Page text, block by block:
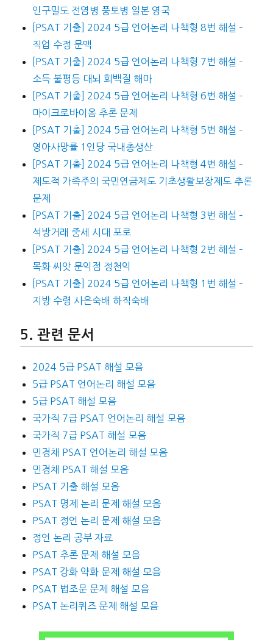
인구밀도 전염병 풍토병 일본 영국
[PSAT 기출] 2024 5급 언어논리 나책형 8번 해설 –
직업 수정 문맥
[PSAT 기출] 2024 5급 언어논리 나책형 7번 해설 –
소득 불평등 대뇌 회백질 해마
[PSAT 기출] 2024 5급 언어논리 나책형 6번 해설 –
마이크로바이옴 추론 문제
[PSAT 기출] 2024 5급 언어논리 나책형 5번 해설 –
영아사망률 1인당 국내총생산
[PSAT 기출] 2024 5급 언어논리 나책형 4번 해설 –
제도적 가족주의 국민연금제도 기초생활보장제도 추론
문제
[PSAT 기출] 2024 5급 언어논리 나책형 3번 해설 –
석방거래 중세 시대 포로
[PSAT 기출] 2024 5급 언어논리 나책형 2번 해설 –
목화 씨앗 문익점 정천익
[PSAT 기출] 2024 5급 언어논리 나책형 1번 해설 –
지방 수령 사은숙배 하직숙배
관련 문서
2024 5급 PSAT 해설 모음
5급 PSAT 언어논리 해설 모음
5급 PSAT 해설 모음
국가직 7급 PSAT 언어논리 해설 모음
국가직 7급 PSAT 해설 모음
민경채 PSAT 언어논리 해설 모음
민경채 PSAT 해설 모음
PSAT 기출 해설 모음
PSAT 명제 논리 문제 해설 모음
PSAT 정언 논리 문제 해설 모음
정언 논리 공부 자료
PSAT 추론 문제 해설 모음
PSAT 강화 약화 문제 해설 모음
PSAT 법조문 문제 해설 모음
PSAT 논리퀴즈 문제 해설 모음